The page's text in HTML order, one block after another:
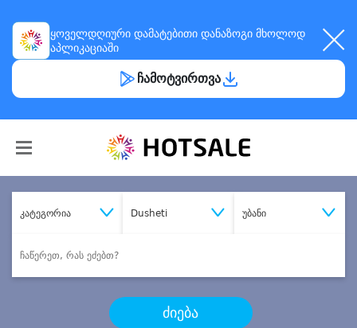
ყოველდღიური დამატებითი დანაზოგი მხოლოდ
აპლიკაციაში
ჩამოტვირთვა
კატეგორია Dusheti უბანი
ძიება